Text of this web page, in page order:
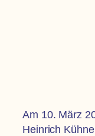
Am 10. März
Heinrich